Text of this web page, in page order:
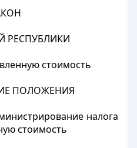
РЕСПУБЛИКИ
стоимость
ПОЛОЖЕНИЯ
налога
стоимость